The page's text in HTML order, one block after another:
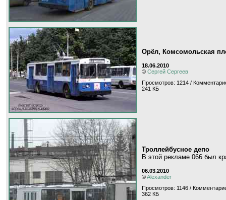
Орёл, Комсомольская
18.06.2010
© Сергей Сергеев
Просмотров: 1214 /
241 КБ
Троллейбусное депо
В этой рекламе 066 был
06.03.2010
©Alexander
Просмотров: 1146 /
362 КБ